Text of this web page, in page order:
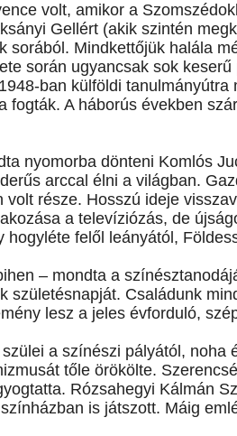
volt, amikor a
Gellért (akik szintén
sorából. Mindkettőjük halála
során ugyancsak sok
ban külföldi
fogták. A háborús években
nyomorba dönteni Komlós
arccal élni a világban.
volt része. Hosszú ideje
a televíziózás, de
hogyléte felől leányától,
– mondta a
születésnapját. Családunk
lesz a jeles évforduló,
a színészi pályától, noha
tőle örökölte.
Rózsahegyi Kálmán
is játszott. Máig